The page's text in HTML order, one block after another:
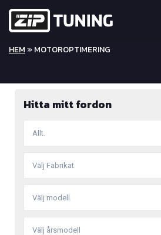
HEM » MOTOROPTIMERING
Hitta mitt fordon
Allt.
Välj Fabrikat
Välj modell
Välj årsmodell